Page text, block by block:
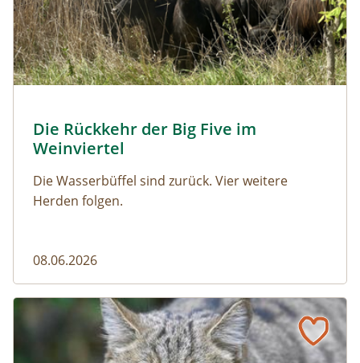
Naturmagazin: Die Rückkehr der Big Five im
Die Rückkehr der Big Five im
Weinviertel
Die Wasserbüffel sind zurück. Vier weitere
Herden folgen.
08.06.2026
Vom Acker zum Wildkatzen-Korridor